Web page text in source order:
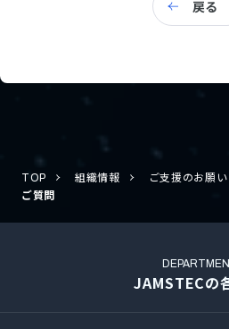
戻る
TOP 組織情報 ご支援のお願い
ご質問